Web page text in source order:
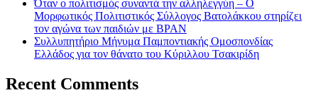
Όταν ο πολιτισμός συναντά την αλληλεγγύη – Ο
Μορφωτικός Πολιτιστικός Σύλλογος Βατολάκκου στηρίζει
τον αγώνα των παιδιών με BPAN
Συλλυπητήριο Μήνυμα Παμποντιακής Ομοσπονδίας
Ελλάδος για τον θάνατο του Κύριλλου Τσακιρίδη
Recent Comments